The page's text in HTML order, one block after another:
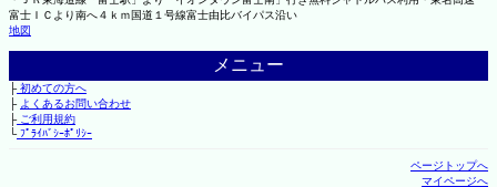
富士ＩＣより南へ４ｋｍ国道１号線富士由比バイパス沿い
地図
メニュー
├初めての方へ
├ よくあるお問い合わせ
├ご利用規約
└ﾌﾟﾗｲﾊﾞｼｰﾎﾟﾘｼｰ
ページトップへ
マイページへ